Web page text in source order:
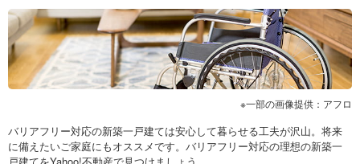
一部の画像提供：アフロ
バリアフリー対応の新築一戸建ては安心して暮らせる工夫が沢山。将来
に備えたいご家庭にもオススメです。バリアフリー対応の理想の新築一